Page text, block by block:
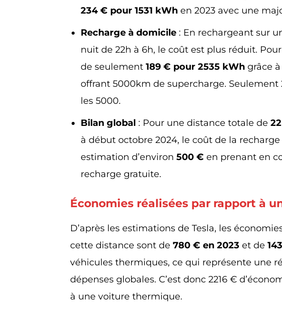
234 € pour 1531 kWh en 2023 avec une
Recharge à domicile : En rechargeant sur
nuit de 22h à 6h, le coût est plus réduit.
de seulement 189 € pour 2535 kWh grâce
offrant 5000km de supercharge.
les 5000.
Bilan global : Pour une distance totale de
à début octobre 2024, le coût de la recharge
estimation d’environ 500 € en prenant en
recharge gratuite.
Économies réalisées par rapport à
D’après les estimations de Tesla, les
cette distance sont de 780 € en 2023 et de
véhicules thermiques, ce qui représente une
dépenses globales. C’est donc 2216 €
à une voiture thermique.